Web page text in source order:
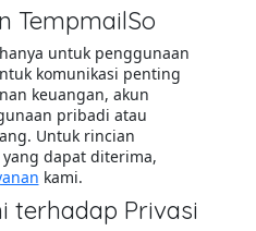
TempmailSo
untuk penggunaan
komunikasi penting
keuangan, akun
pribadi atau
Untuk rincian
dapat diterima,
kami.
terhadap Privasi